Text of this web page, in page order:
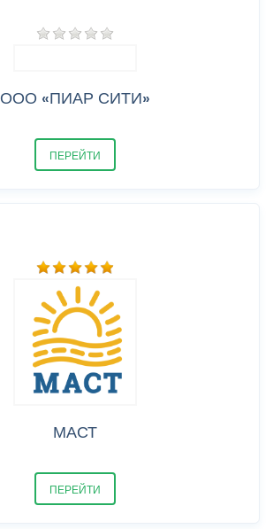
ООО «ПИАР СИТИ»
ПЕРЕЙТИ
МАСТ
ПЕРЕЙТИ